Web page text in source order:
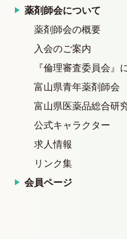
薬剤師会について
薬剤師会の概要
入会のご案内
『倫理審査委員会』
富山県青年薬剤師会
富山県医薬品総合研
公式キャラクター
求人情報
リンク集
会員ページ